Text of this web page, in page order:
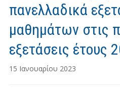
πανελλαδικά
μαθημάτων στις
εξετάσεις έτους
15 Ιανουαρίου 2023